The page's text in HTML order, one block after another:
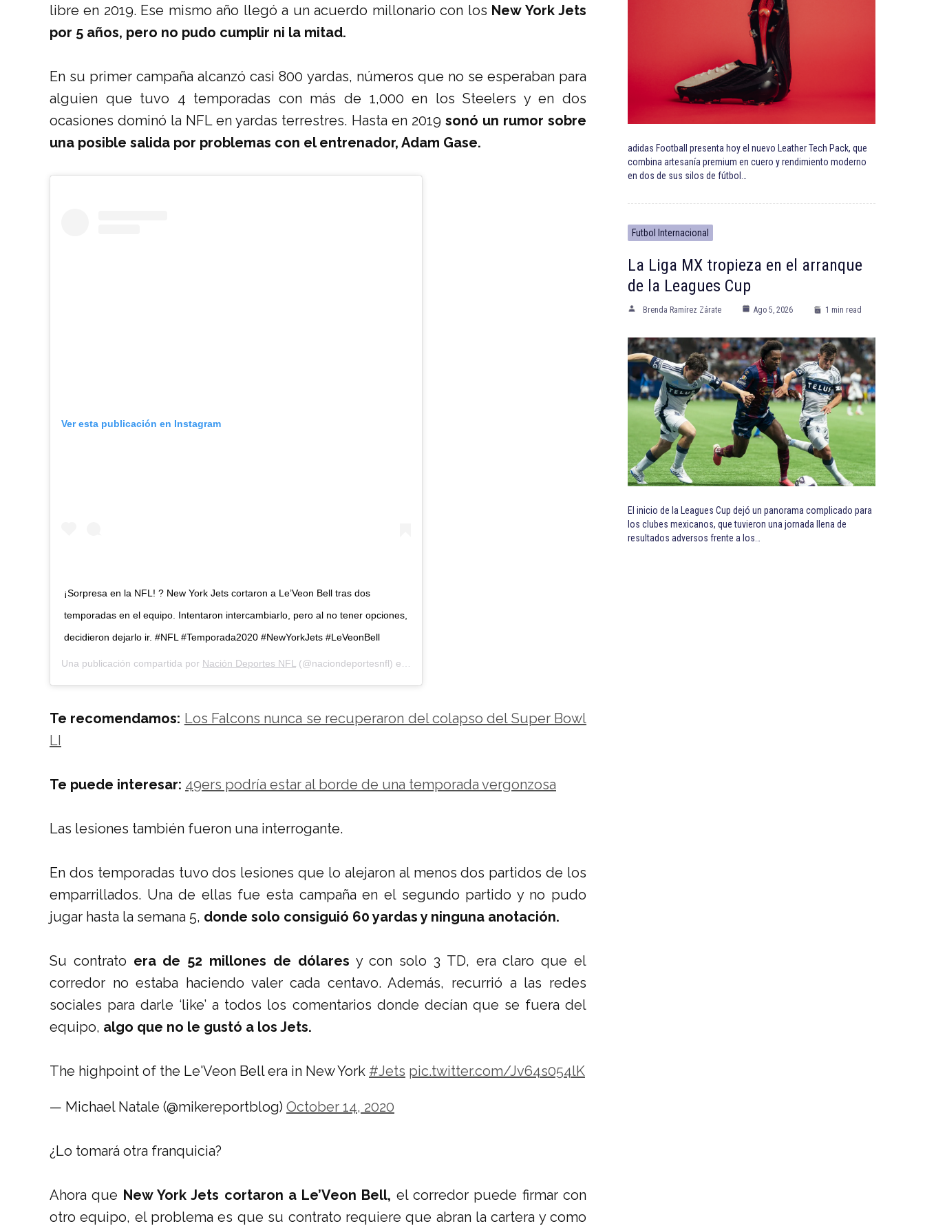
libre en 2019. Ese mismo año llegó a un acuerdo millonario con los New York Jets
por 5 años, pero no pudo cumplir ni la mitad.
En su primer campaña alcanzó casi 800 yardas, números que no se esperaban para
alguien que tuvo 4 temporadas con más de 1,000 en los Steelers y en dos
ocasiones dominó la NFL en yardas terrestres. Hasta en 2019 sonó un rumor sobre
una posible salida por problemas con el entrenador, Adam Gase.
Ver esta publicación en Instagram
¡Sorpresa en la NFL! ? New York Jets cortaron a Le’Veon Bell tras dos
temporadas en el equipo. Intentaron intercambiarlo, pero al no tener opciones,
decidieron dejarlo ir. #NFL #Temporada2020 #NewYorkJets #LeVeonBell
Una publicación compartida por Nación Deportes NFL (@naciondeportesnfl) el
Te recomendamos: Los Falcons nunca se recuperaron del colapso del Super Bowl
LI
Te puede interesar: 49ers podría estar al borde de una temporada vergonzosa
Las lesiones también fueron una interrogante.
En dos temporadas tuvo dos lesiones que lo alejaron al menos dos partidos de los
emparrillados. Una de ellas fue esta campaña en el segundo partido y no pudo
jugar hasta la semana 5, donde solo consiguió 60 yardas y ninguna anotación.
Su contrato era de 52 millones de dólares y con solo 3 TD, era claro que el
corredor no estaba haciendo valer cada centavo. Además, recurrió a las redes
sociales para darle ‘like’ a todos los comentarios donde decían que se fuera del
equipo, algo que no le gustó a los Jets.
The highpoint of the Le'Veon Bell era in New York #Jets pic.twitter.com/Jv64s054lK
— Michael Natale (@mikereportblog) October 14, 2020
¿Lo tomará otra franquicia?
Ahora que New York Jets cortaron a Le’Veon Bell, el corredor puede firmar con
otro equipo, el problema es que su contrato requiere que abran la cartera y como
adidas Football presenta hoy el nuevo Leather Tech Pack, que
combina artesanía premium en cuero y rendimiento moderno
en dos de sus silos de fútbol…
Futbol Internacional
La Liga MX tropieza en el arranque
de la Leagues Cup
Brenda Ramírez Zárate Ago 5, 2026 1 min read
El inicio de la Leagues Cup dejó un panorama complicado para
los clubes mexicanos, que tuvieron una jornada llena de
resultados adversos frente a los…